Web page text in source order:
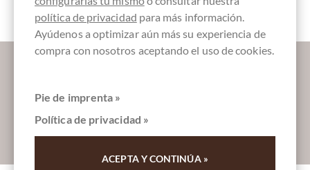
Déjanos endulzar tu bandeja de entrada:
Absenden
política de privacidad para más información.
Ayúdenos a optimizar aún más su experiencia de
compra con nosotros aceptando el uso de cookies.
Pie de imprenta »
Política de privacidad »
ACEPTA Y CONTINÚA »